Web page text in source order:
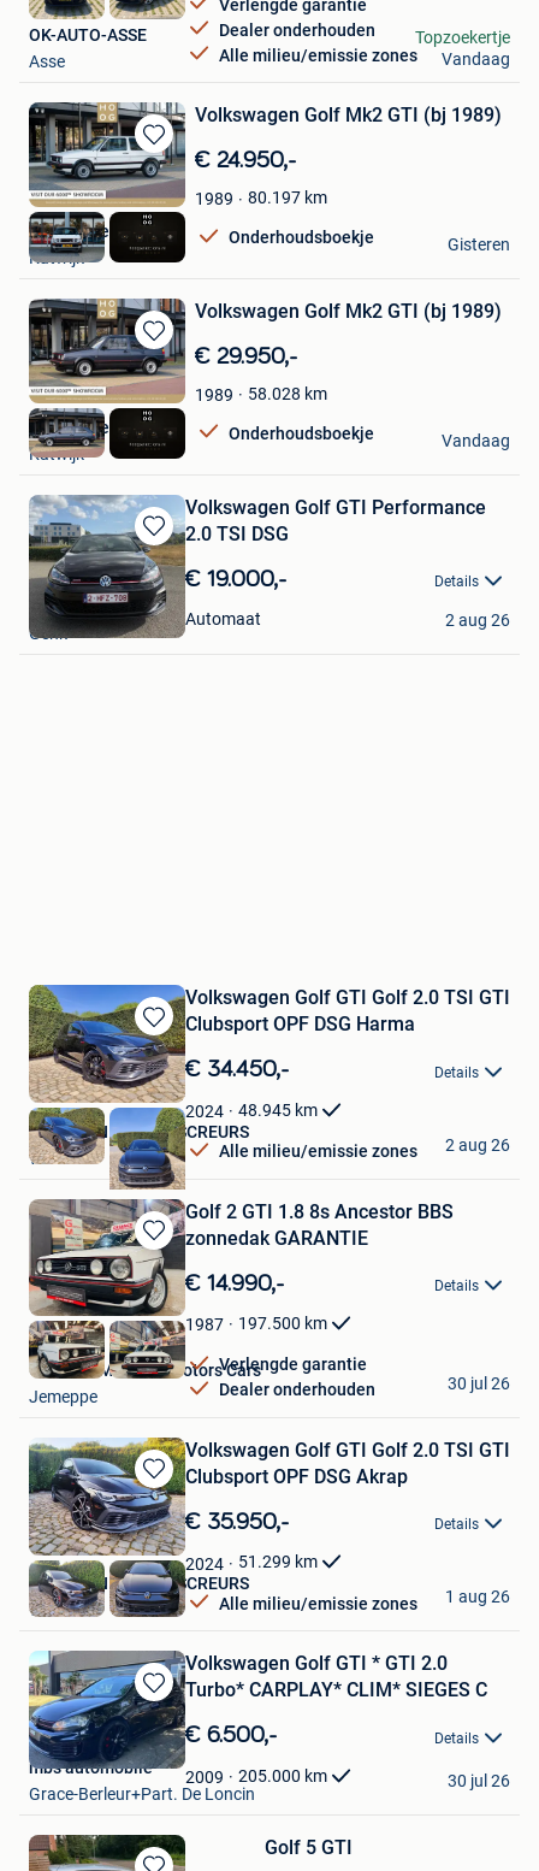
Verlengde garantie
Dealer onderhouden
Alle milieu/emissie zones
OK-AUTO-ASSE
Asse
Topzoekertje
Vandaag
Bewaren
in
Mijn
Favorieten
Volkswagen Golf Mk2 GTI (bj 1989)
€ 24.950,-
1989 80.197 km
Onderhoudsboekje
HooG Selections
Katwijk
Gisteren
Bewaren
in
Mijn
Favorieten
Volkswagen Golf Mk2 GTI (bj 1989)
€ 29.950,-
1989 58.028 km
Onderhoudsboekje
HooG Selections
Katwijk
Vandaag
Bewaren
in
Mijn
Favorieten
Volkswagen Golf GTI Performance
2.0 TSI DSG
€ 19.000,- Details
Automaat
K.G
Genk
2 aug 26
Bewaren
in
Mijn
Favorieten
Volkswagen Golf GTI Golf 2.0 TSI GTI
Clubsport OPF DSG Harma
€ 34.450,- Details
2024 48.945 km
Alle milieu/emissie zones
AUTOHANDEL JOS SCREURS
Wellen
2 aug 26
Bewaren
in
Mijn
Favorieten
Golf 2 GTI 1.8 8s Ancestor BBS
zonnedak GARANTIE
€ 14.990,- Details
1987 197.500 km
Verlengde garantie
Dealer onderhouden
Gabriele Mazzara Motors Cars
Jemeppe
30 jul 26
Bewaren
in
Mijn
Favorieten
Volkswagen Golf GTI Golf 2.0 TSI GTI
Clubsport OPF DSG Akrap
€ 35.950,- Details
2024 51.299 km
Alle milieu/emissie zones
AUTOHANDEL JOS SCREURS
Wellen
1 aug 26
Bewaren
in
Mijn
Favorieten
Volkswagen Golf GTI * GTI 2.0
Turbo* CARPLAY* CLIM* SIEGES C
€ 6.500,- Details
2009 205.000 km
mbs automobile
Grace-Berleur+Part. De Loncin
30 jul 26
Golf 5 GTI